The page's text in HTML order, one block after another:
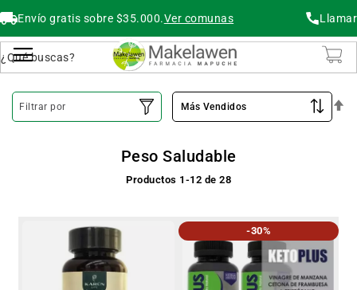
Envío gratis sobre $35.000.Ver comunas Llamar
Peso Saludable
Productos 1 -12 de 28
-30%
Filtrar por